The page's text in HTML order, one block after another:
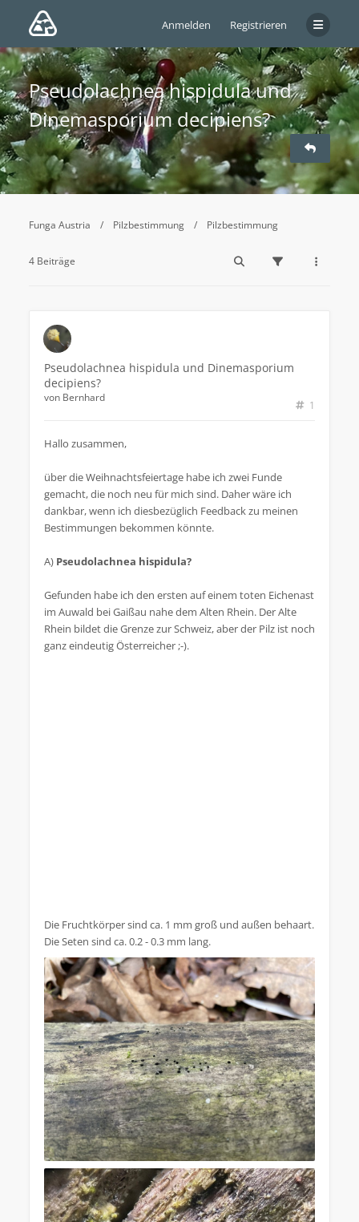
Anmelden Registrieren
Pseudolachnea hispidula und
Dinemasporium decipiens?
Funga Austria Pilzbestimmung Pilzbestimmung
4 Beiträge
Pseudolachnea hispidula und Dinemasporium
decipiens?
1
von Bernhard
Hallo zusammen,
über die Weihnachtsfeiertage habe ich zwei Funde
gemacht, die noch neu für mich sind. Daher wäre ich
dankbar, wenn ich diesbezüglich Feedback zu meinen
Bestimmungen bekommen könnte.
A) Pseudolachnea hispidula?
Gefunden habe ich den ersten auf einem toten Eichenast
im Auwald bei Gaißau nahe dem Alten Rhein. Der Alte
Rhein bildet die Grenze zur Schweiz, aber der Pilz ist noch
ganz eindeutig Österreicher ;-).
Die Fruchtkörper sind ca. 1 mm groß und außen behaart.
Die Seten sind ca. 0.2 - 0.3 mm lang.